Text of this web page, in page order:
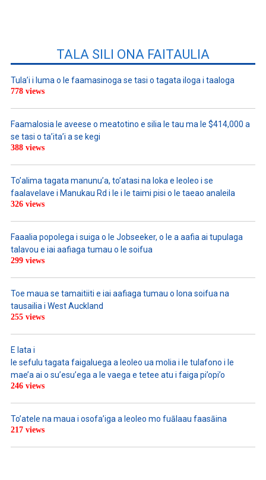
TALA SILI ONA FAITAULIA
Tula’i i luma o le faamasinoga se tasi o tagata iloga i taaloga
778 views
Faamalosia le aveese o meatotino e silia le tau ma le $414,000 a
se tasi o ta’ita’i a se kegi
388 views
To’alima tagata manunu’a, to’atasi na loka e leoleo i se
faalavelave i Manukau Rd i le i le taimi pisi o le taeao analeila
326 views
Faaalia popolega i suiga o le Jobseeker, o le a aafia ai tupulaga
talavou e iai aafiaga tumau o le soifua
299 views
Toe maua se tamaitiiti e iai aafiaga tumau o lona soifua na
tausailia i West Auckland
255 views
E lata i
le sefulu tagata faigaluega a leoleo ua molia i le tulafono i le
mae’a ai o su’esu’ega a le vaega e tetee atu i faiga pi’opi’o
246 views
To’atele na maua i osofa’iga a leoleo mo fuālaau faasāina
217 views